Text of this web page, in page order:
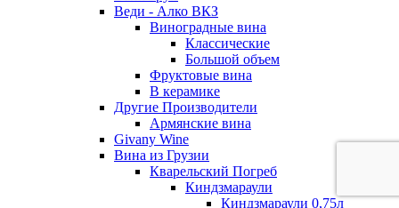
Веди - Алко ВКЗ
Виноградные вина
Классические
Большой объем
Фруктовые вина
В керамике
Другие Производители
Армянские вина
Givany Wine
Вина из Грузии
Кварельский Погреб
Киндзмараули
Киндзмараули 0,75л